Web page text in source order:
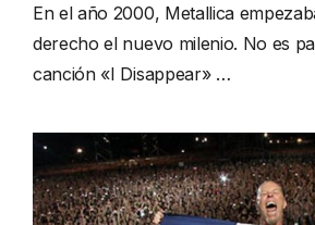
En el año 2000, Metallica
derecho el nuevo milenio. No es
canción «I Disappear» …